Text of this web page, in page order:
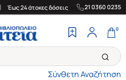
Έως 24 άτοκες δόσεις | Δωρεάν
21 0360 0235
Σύνθετη Αναζήτηση
0